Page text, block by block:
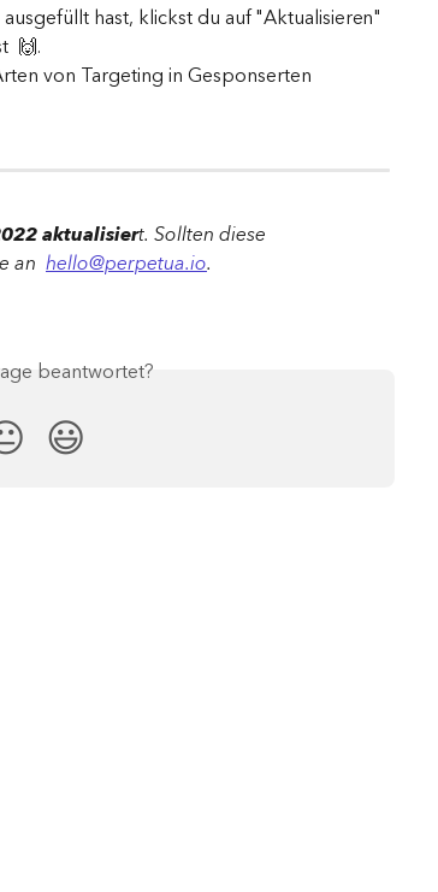
hast, klickst du auf "Aktualisieren"
🙌.
von Targeting in Gesponserten
aktualisiert. Sollten diese
an hello@perpetua.io.
beantwortet?
😃